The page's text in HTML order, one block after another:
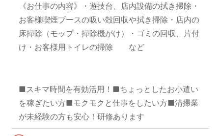
《お仕事の内容》 ・遊技台、店内設備の拭き掃除 ・
お客様喫煙ブースの吸い殻回収や拭き掃除 ・店内の
床掃除（モップ・掃除機がけ）
・ゴミの回収、片付
け ・お客様用トイレの掃除 など
■スキマ時間を有効活用！ ■ちょっとしたお小遣い
を稼ぎたい方■モクモクと仕事をしたい方■清掃業
が未経験の方も安心！研修あります